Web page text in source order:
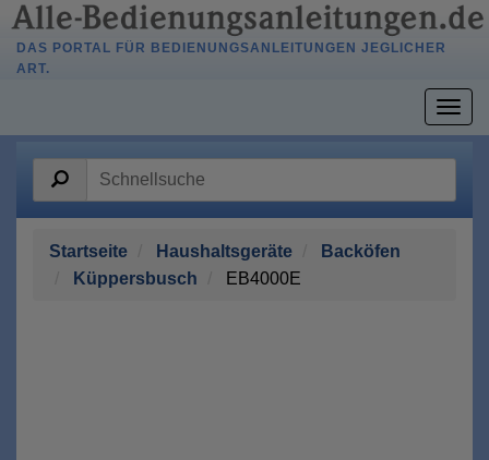
DAS PORTAL FÜR BEDIENUNGSANLEITUNGEN JEGLICHER
ART.
Startseite Haushaltsgeräte
Backöfen
Küppersbusch
EB4000E